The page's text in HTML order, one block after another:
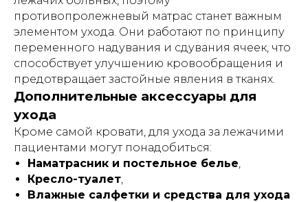
противопролежневый матрас станет важным
элементом ухода. Они работают по принципу
переменного надувания и сдувания ячеек, что
способствует улучшению кровообращения и
предотвращает застойные явления в тканях.
Дополнительные аксессуары для
ухода
Кроме самой кровати, для ухода за лежачими
пациентами могут понадобиться:
Наматрасник и постельное белье,
Кресло-туалет,
Влажные салфетки и средства для ухода